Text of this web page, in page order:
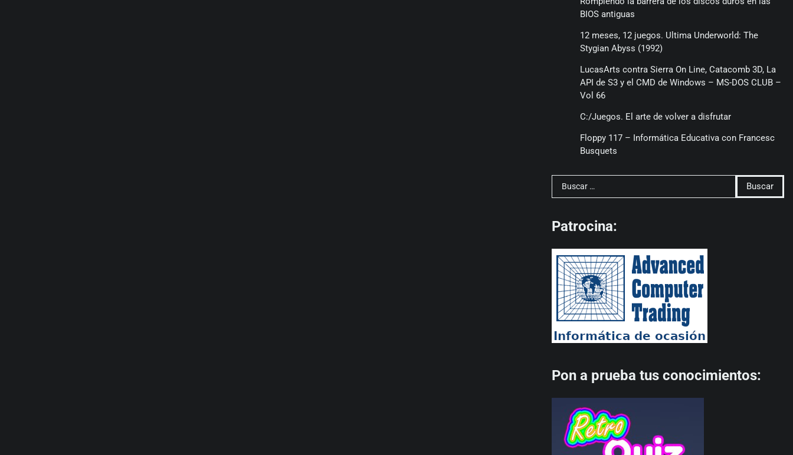
BIOS antiguas
12 meses, 12 juegos. Ultima Underworld: The
Stygian Abyss (1992)
LucasArts contra Sierra On Line, Catacomb 3D, La
API de S3 y el CMD de Windows – MS-DOS CLUB –
Vol 66
C:/Juegos. El arte de volver a disfrutar
Floppy 117 – Informática Educativa con Francesc
Busquets
Buscar:
Patrocina:
Pon a prueba tus conocimientos: